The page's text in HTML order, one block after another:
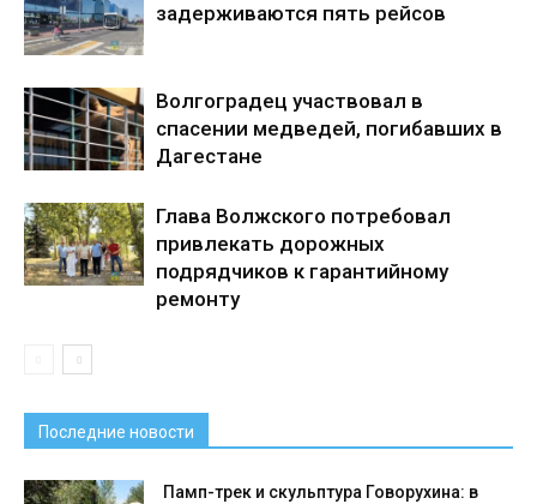
задерживаются пять рейсов
Волгоградец участвовал в
спасении медведей, погибавших в
Дагестане
Глава Волжского потребовал
привлекать дорожных
подрядчиков к гарантийному
ремонту
Последние новости
Памп-трек и скульптура Говорухина: в